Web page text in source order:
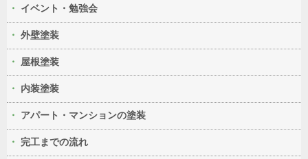
イベント・勉強会
外壁塗装
屋根塗装
内装塗装
アパート・マンションの塗装
完工までの流れ